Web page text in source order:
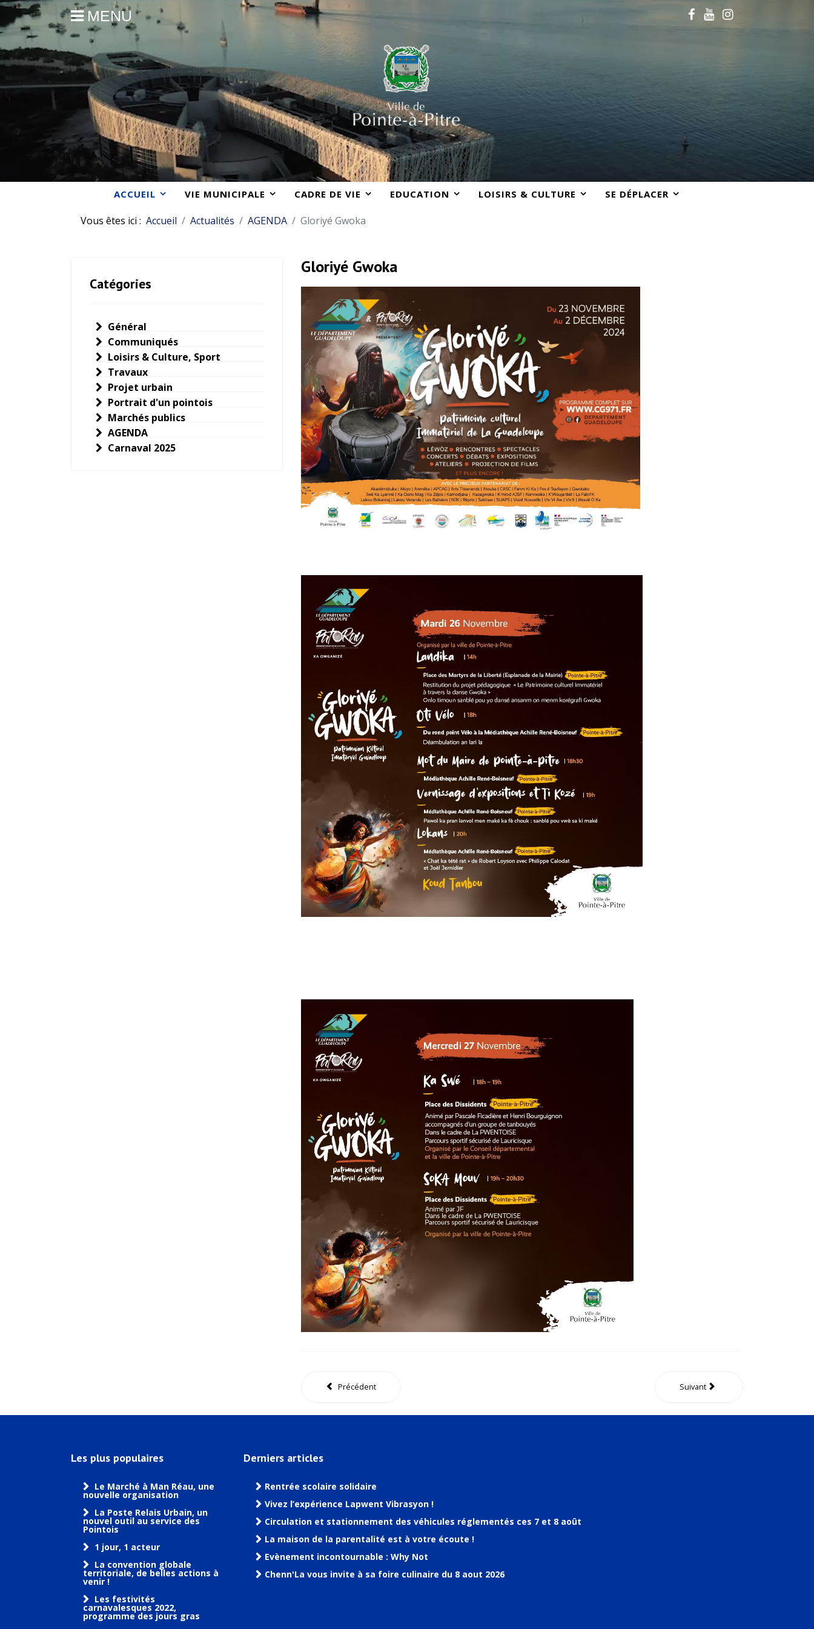
MENU
ACCUEIL VIE MUNICIPALE CADRE DE VIE EDUCATION LOISIRS & CULTURE SE DÉPLACER
Vous êtes ici : Accueil Actualités AGENDA Gloriyé Gwoka
Catégories
Général
Communiqués
Loisirs & Culture, Sport
Travaux
Projet urbain
Portrait d'un pointois
Marchés publics
AGENDA
Carnaval 2025
Gloriyé Gwoka
Précédent Suivant
Les plus populaires
Le Marché à Man Réau, une
nouvelle organisation
La Poste Relais Urbain, un
nouvel outil au service des
Pointois
1 jour, 1 acteur
La convention globale
territoriale, de belles actions à
venir !
Les festivités
carnavalesques 2022,
programme des jours gras
Derniers articles
Rentrée scolaire solidaire
Vivez l’expérience Lapwent Vibrasyon !
Circulation et stationnement des véhicules réglementés ces 7 et 8 août
La maison de la parentalité est à votre écoute !
Evènement incontournable : Why Not
Chenn'La vous invite à sa foire culinaire du 8 aout 2026